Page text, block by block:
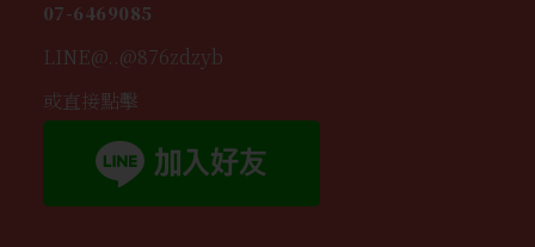
07-6469085
LINE@..@876zdzyb
或直接點擊